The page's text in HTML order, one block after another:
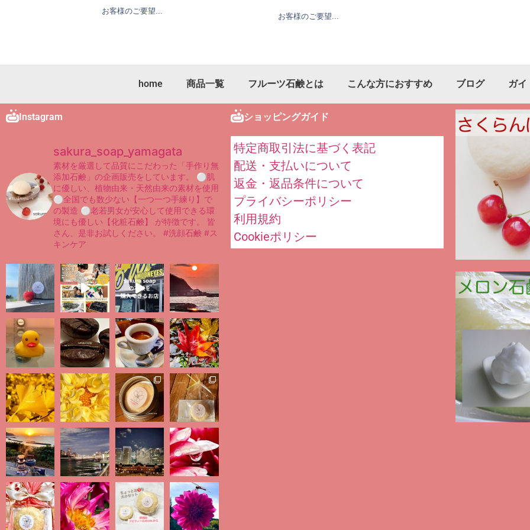
お客様のご要望...
お客様のご要望...
home 商品一覧 フルーツ石鹸とは こんな方におすすめ ブログ ガイ
Instagram
sakura_soap_yamagata
素材を厳選して品質にこだわった「手作り無
添加石鹸」の企画販売をしています。
⚪︎肌
に優しい、植物由来・天然由来の素材を使用
⚪︎全国でも数少ない【一つ一つ手練り】で
の製造 ⚪︎老若男女が安心して使用できる環
境にも優しい【化粧石鹸】
が特徴です。
皆
さん、是非お試しください。
#洗顔石鹸 #ス
キンケア
ショッピングガイド
特定商取引法に基づく表記
配送・支払いについて
返金・返品条件について
プライバシーポリシー
利用規約
Cookieポリシー